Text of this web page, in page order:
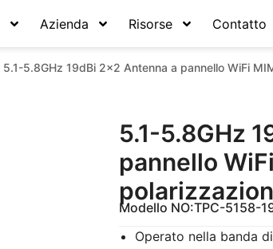
Azienda Risorse Contatto
5.1-5.8GHz 19dBi 2×2 Antenna a pannello WiFi
5.1-5.8GHz
pannello
Modello NO:TPC-5158-
Operato nella banda